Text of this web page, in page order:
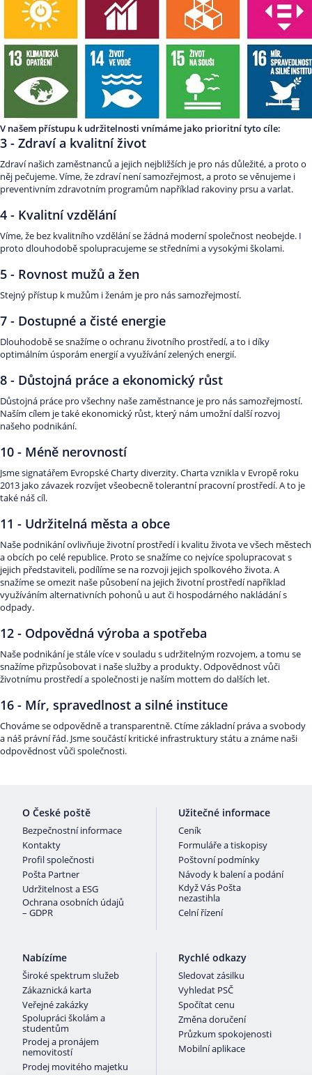
V našem přístupu k udržitelnosti vnímáme jako prioritní tyto cíle:
3 - Zdraví a kvalitní život
Zdraví našich zaměstnanců a jejich nejbližších je pro nás důležité, a proto o
něj pečujeme. Víme, že zdraví není samozřejmost, a proto se věnujeme i
preventivním zdravotním programům například rakoviny prsu a varlat.
4 - Kvalitní vzdělání
Víme, že bez kvalitního vzdělání se žádná moderní společnost neobejde. I
proto dlouhodobě spolupracujeme se středními a vysokými školami.
5 - Rovnost mužů a žen
Stejný přístup k mužům i ženám je pro nás samozřejmostí.
7 - Dostupné a čisté energie
Dlouhodobě se snažíme o ochranu životního prostředí, a to i díky
optimálním úsporám energií a využívání zelených energií.
8 - Důstojná práce a ekonomický růst
Důstojná práce pro všechny naše zaměstnance je pro nás samozřejmostí.
Naším cílem je také ekonomický růst, který nám umožní další rozvoj
našeho podnikání.
10 - Méně nerovností
Jsme signatářem Evropské Charty diverzity. Charta vznikla v Evropě roku
2013 jako závazek rozvíjet všeobecně tolerantní pracovní prostředí. A to je
také náš cíl.
11 - Udržitelná města a obce
Naše podnikání ovlivňuje životní prostředí i kvalitu života ve všech městech
a obcích po celé republice. Proto se snažíme co nejvíce spolupracovat s
jejich představiteli, podílíme se na rozvoji jejich spolkového života. A
snažíme se omezit naše působení na jejich životní prostředí například
využíváním alternativních pohonů u aut či hospodárného nakládání s
odpady.
12 - Odpovědná výroba a spotřeba
Naše podnikání je stále více v souladu s udržitelným rozvojem, a tomu se
snažíme přizpůsobovat i naše služby a produkty. Odpovědnost vůči
životnímu prostředí a společnosti je naším mottem do dalších let.
16 - Mír, spravedlnost a silné instituce
Chováme se odpovědně a transparentně. Ctíme základní práva a svobody
a náš právní řád. Jsme součástí kritické infrastruktury státu a známe naši
odpovědnost vůči společnosti.
O České poště
Bezpečnostní informace
Kontakty
Profil společnosti
Pošta Partner
Udržitelnost a ESG
Ochrana osobních údajů
– GDPR
Užitečné informace
Ceník
Formuláře a tiskopisy
Poštovní podmínky
Návody k balení a podání
Když Vás Pošta
nezastihla
Celní řízení
Nabízíme
Široké spektrum služeb
Zákaznická karta
Veřejné zakázky
Spolupráci školám a
studentům
Prodej a pronájem
nemovitostí
Prodej movitého majetku
Rychlé odkazy
Sledovat zásilku
Vyhledat PSČ
Spočítat cenu
Změna doručení
Průzkum spokojenosti
Mobilní aplikace